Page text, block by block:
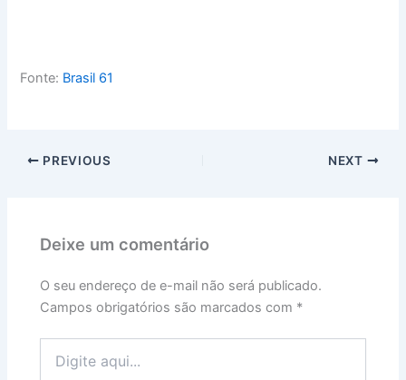
Fonte: Brasil 61
PREVIOUS NEXT
Deixe um comentário
O seu endereço de e-mail não será publicado.
Campos obrigatórios são marcados com *
aqui...